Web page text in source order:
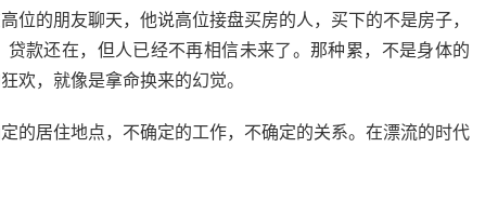
位的朋友聊天，他说高位接盘买房的人，买下的不是房子，
款还在，但人已经不再相信未来了。那种累，不是身体的
欢，就像是拿命换来的幻觉。
的居住地点，不确定的工作，不确定的关系。在漂流的时代